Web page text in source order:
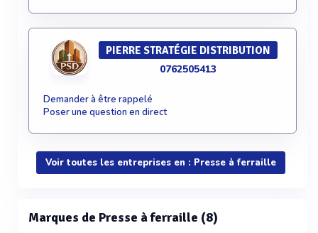
PIERRE STRATÉGIE DISTRIBUTION
0762505413
Demander à être rappelé
Poser une question en direct
Voir toutes les entreprises en : Presse à ferraille
Marques de Presse à ferraille (8)